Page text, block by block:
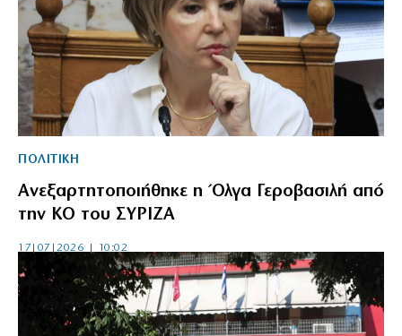
ΠΟΛΙΤΙΚΗ
Ανεξαρτητοποιήθηκε η Όλγα Γεροβασιλή από
την ΚΟ του ΣΥΡΙΖΑ
17|07|2026 | 10:02